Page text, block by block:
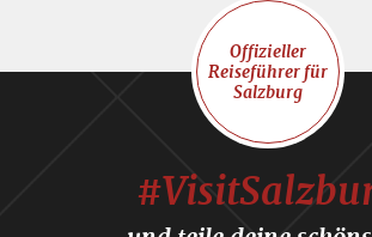
Offizieller
Reiseführer für
Salzburg